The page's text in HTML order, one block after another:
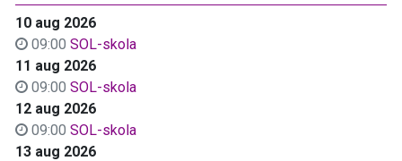
10 aug 2026
09:00 SOL-skola
11 aug 2026
09:00 SOL-skola
12 aug 2026
09:00 SOL-skola
13 aug 2026